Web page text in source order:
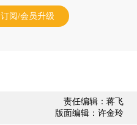
订阅/会员升级
责任编辑：蒋飞
版面编辑：许金玲